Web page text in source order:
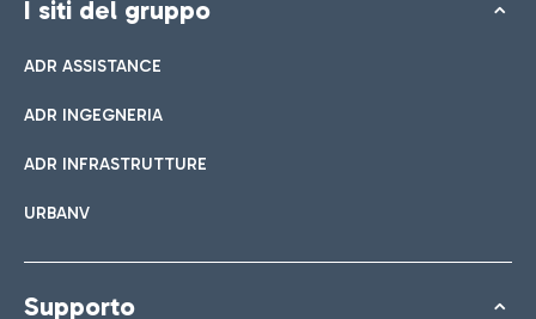
I siti del gruppo
ADR ASSISTANCE
ADR INGEGNERIA
ADR INFRASTRUTTURE
URBANV
Supporto